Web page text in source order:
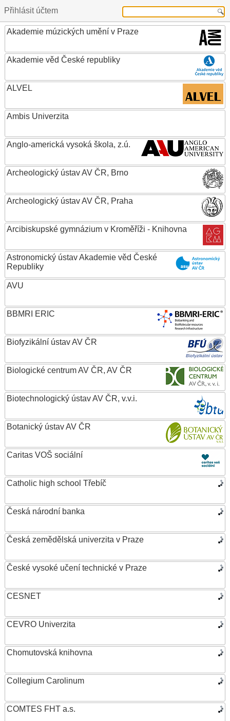
Přihlásit účtem
Akademie múzických umění v Praze
Akademie věd České republiky
ALVEL
Ambis Univerzita
Anglo-americká vysoká škola, z.ú.
Archeologický ústav AV ČR, Brno
Archeologický ústav AV ČR, Praha
Arcibiskupské gymnázium v Kroměříži - Knihovna
Astronomický ústav Akademie věd České
Republiky
AVU
BBMRI ERIC
Biofyzikální ústav AV ČR
Biologické centrum AV ČR, AV ČR
Biotechnologický ústav AV ČR, v.v.i.
Botanický ústav AV ČR
Caritas VOŠ sociální
Catholic high school Třebíč
Česká národní banka
Česká zemědělská univerzita v Praze
České vysoké učení technické v Praze
CESNET
CEVRO Univerzita
Chomutovská knihovna
Collegium Carolinum
COMTES FHT a.s.